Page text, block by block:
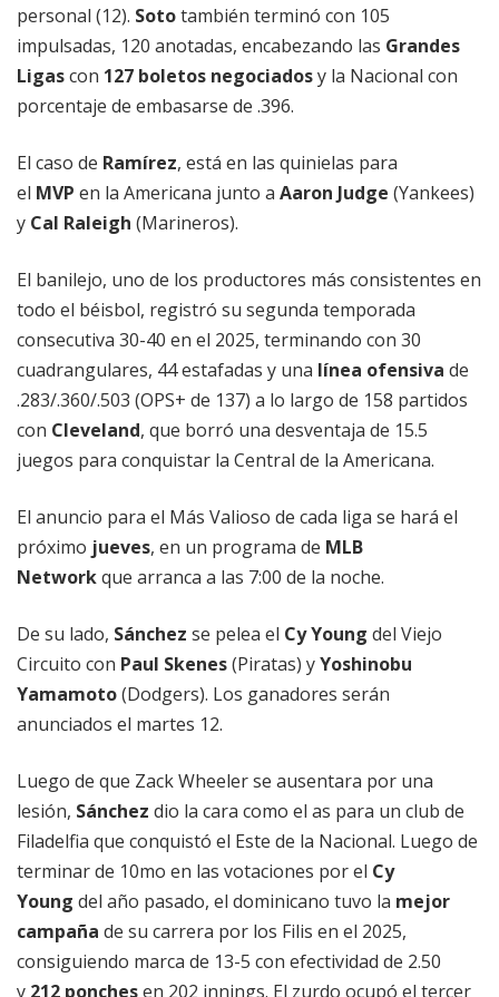
personal (12). Sototambién terminó con 105
impulsadas, 120 anotadas, encabezando las Grandes
Ligascon 127 boletos negociadosy la Nacional con
porcentaje de embasarse de .396.
El caso de Ramírez, está en las quinielas para
el MVP en la Americana junto a Aaron Judge (Yankees)
y Cal Raleigh (Marineros).
El banilejo, uno de los productores más consistentes en
todo el béisbol, registró su segunda temporada
consecutiva 30-40 en el 2025, terminando con 30
cuadrangulares, 44 estafadas y una línea ofensiva de
.283/.360/.503 (OPS+ de 137) a lo largo de 158 partidos
con Cleveland, que borró una desventaja de 15.5
juegos para conquistar la Central de la Americana.
El anuncio para el Más Valioso de cada liga se hará el
próximo jueves, en un programa de MLB
Networkque arranca a las 7:00 de la noche.
De su lado, Sánchez se pelea el Cy Young del Viejo
Circuito con Paul Skenes(Piratas) yYoshinobu
Yamamoto(Dodgers). Los ganadores serán
anunciados el martes 12.
Luego de que Zack Wheeler se ausentara por una
lesión, Sánchez dio la cara como el as para un club de
Filadelfia que conquistó el Este de la Nacional. Luego de
terminar de 10mo en las votaciones por el Cy
Young del año pasado, el dominicano tuvo la mejor
campaña de su carrera por los Filis en el 2025,
consiguiendo marca de 13-5 con efectividad de 2.50
y 212 ponchesen 202 innings. El zurdo ocupó el tercer